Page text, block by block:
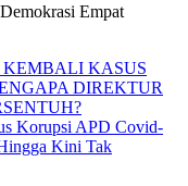
Empat
Korupsi APD Covid-
Kini Tak